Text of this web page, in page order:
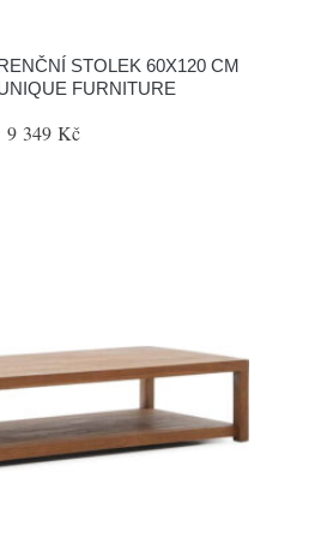
STOLEK 60X120 CM
FURNITURE
9 349 Kč